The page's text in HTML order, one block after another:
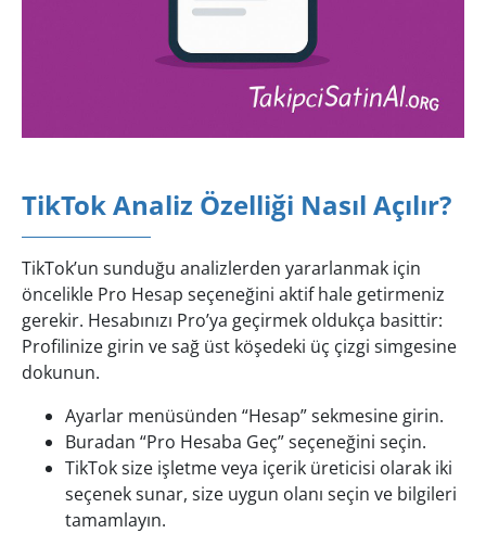
TikTok Analiz Özelliği Nasıl Açılır?
TikTok’un sunduğu analizlerden yararlanmak için
öncelikle Pro Hesap seçeneğini aktif hale getirmeniz
gerekir. Hesabınızı Pro’ya geçirmek oldukça basittir:
Profilinize girin ve sağ üst köşedeki üç çizgi simgesine
dokunun.
Ayarlar menüsünden “Hesap” sekmesine girin.
Buradan “Pro Hesaba Geç” seçeneğini seçin.
TikTok size işletme veya içerik üreticisi olarak iki
seçenek sunar, size uygun olanı seçin ve bilgileri
tamamlayın.